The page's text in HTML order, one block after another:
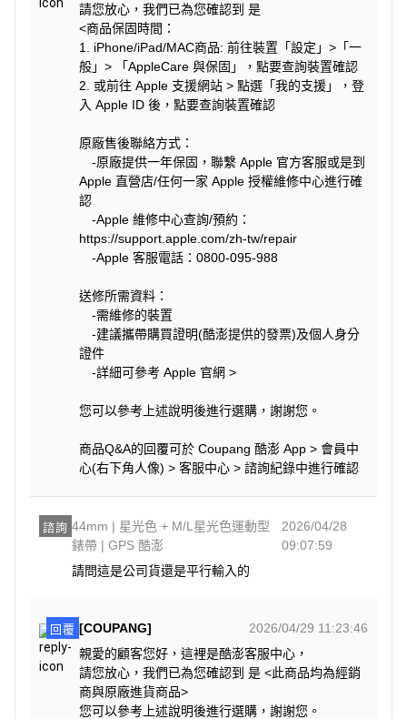
請您放心，我們已為您確認到 是
<商品保固時間：
1. iPhone/iPad/MAC商品: 前往裝置「設定」>「一
般」> 「AppleCare 與保固」，點要查詢裝置確認
2. 或前往 Apple 支援網站 > 點選「我的支援」，登
入 Apple ID 後，點要查詢裝置確認
原廠售後聯絡方式：
-原廠提供一年保固，聯繫 Apple 官方客服或是到
Apple 直營店/任何一家 Apple 授權維修中心進行確
認
-Apple 維修中心查詢/預約：
https://support.apple.com/zh-tw/repair
-Apple 客服電話：0800-095-988
送修所需資料：
-需維修的裝置
-建議攜帶購買證明(酷澎提供的發票)及個人身分
證件
-詳細可參考 Apple 官網 >
您可以參考上述說明後進行選購，謝謝您。
商品Q&A的回覆可於 Coupang 酷澎 App > 會員中
心(右下角人像) > 客服中心 > 諮詢紀錄中進行確認
諮詢 44mm | 星光色 + M/L星光色運動型
錶帶 | GPS 酷澎
2026/04/28
09:07:59
請問這是公司貨還是平行輸入的
回覆 [COUPANG]
2026/04/29 11:23:46
親愛的顧客您好，這裡是酷澎客服中心，
請您放心，我們已為您確認到 是 <此商品均為經銷
商與原廠進貨商品>
您可以參考上述說明後進行選購，謝謝您。